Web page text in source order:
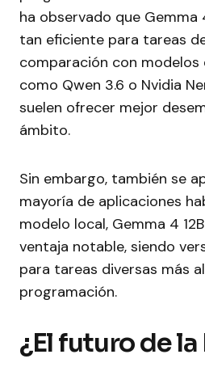
ha observado que Gemma
tan eficiente para tareas
comparación con modelos
como Qwen 3.6 o Nvidia
suelen ofrecer mejor
ámbito.
Sin embargo, también se
mayoría de aplicaciones
modelo local, Gemma 4
ventaja notable, siendo
para tareas diversas más
programación.
¿El futuro de